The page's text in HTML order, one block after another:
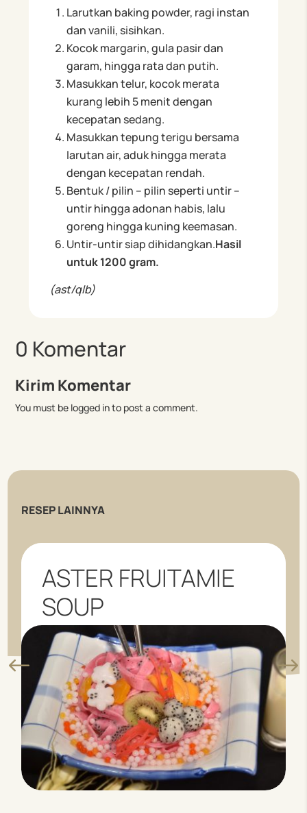
Larutkan baking powder, ragi instan
dan vanili, sisihkan.
Kocok margarin, gula pasir dan
garam, hingga rata dan putih.
Masukkan telur, kocok merata
kurang lebih 5 menit dengan
kecepatan sedang.
Masukkan tepung terigu bersama
larutan air, aduk hingga merata
dengan kecepatan rendah.
Bentuk / pilin – pilin seperti untir –
untir hingga adonan habis, lalu
goreng hingga kuning keemasan.
Untir-untir siap dihidangkan.Hasil
untuk 1200 gram.
(ast/qlb)
0 Komentar
Kirim Komentar
You must be logged in to post a comment.
RESEP LAINNYA
ASTER FRUITAMIE
SOUP